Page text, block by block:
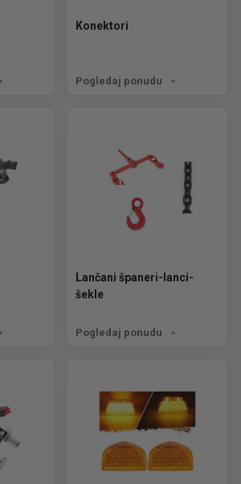
Konektori
Pogledaj ponudu
Lančani španeri-lanci-
šekle
Pogledaj ponudu